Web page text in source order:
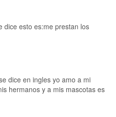
dice esto es:me prestan los
dice en ingles yo amo a mi
hermanos y a mis mascotas es